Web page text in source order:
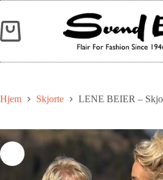
Hjem Skjorte LENE BEIER –